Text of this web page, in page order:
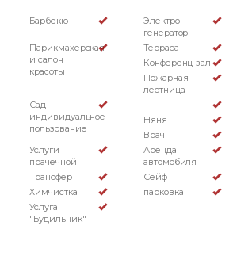
Барбекю
Электро-
генератор
Парикмахерская
и салон
красоты
Терраса
Конференц-зал
Пожарная
лестница
Сад -
индивидуальное
пользование
Няня
Врач
Услуги
прачечной
Аренда
автомобиля
Трансфер
Сейф
Химчистка
парковка
Услуга
"Будильник"